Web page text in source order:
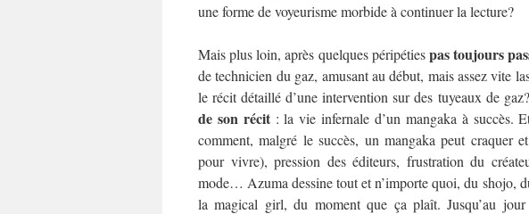
une forme de voyeurisme morbide à continuer la lecture?
Mais plus loin, après quelques péripétiespas toujours
de technicien du gaz, amusant au début, mais assez vite
le récit détaillé d’une intervention sur des tuyeaux de
de son récit: la vie infernale d’un mangaka à succès.
comment, malgré le succès, un mangaka peut craquer
pour vivre), pression des éditeurs, frustration du
mode… Azuma dessine tout et n’importe quoi, du shojo,
la magical girl, du moment que ça plaît. Jusqu’au